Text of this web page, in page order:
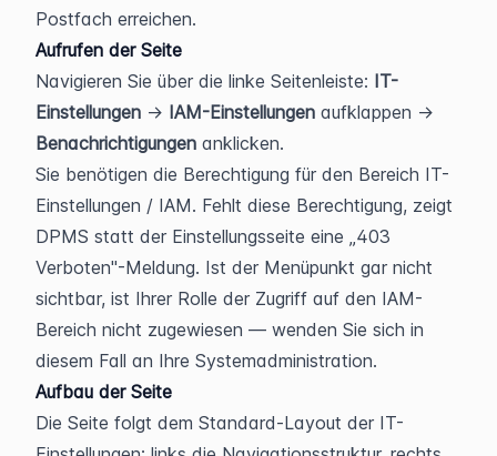
Postfach erreichen.
Aufrufen der Seite
Navigieren Sie über die linke Seitenleiste: IT-
Einstellungen → IAM-Einstellungen
Benachrichtigungen anklicken.
Sie benötigen die Berechtigung für den Bereich IT-
Einstellungen / IAM. Fehlt diese Berechtigung, zeigt
DPMS statt der Einstellungsseite eine „403
Verboten"-Meldung. Ist der Menüpunkt gar nicht
sichtbar, ist Ihrer Rolle der Zugriff auf den IAM-
Bereich nicht zugewiesen — wenden Sie sich in
diesem Fall an Ihre Systemadministration.
Aufbau der Seite
Die Seite folgt dem Standard-Layout der IT-